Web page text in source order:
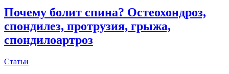
Почему болит спина? Остеохондроз,
спондилез, протрузия, грыжа,
cпондилоартроз
Статьи